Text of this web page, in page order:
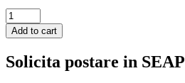
Set
condimente
/
3
Add to cart
Solicita postare in SEAP